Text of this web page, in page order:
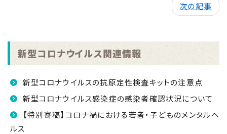
次の記事
新型コロナウイルス関連情報
新型コロナウイルスの抗原定性検査キットの注意点
新型コロナウイルス感染症の感染者確認状況について
【特別寄稿】コロナ禍における若者・子どものメンタルヘ
ルス